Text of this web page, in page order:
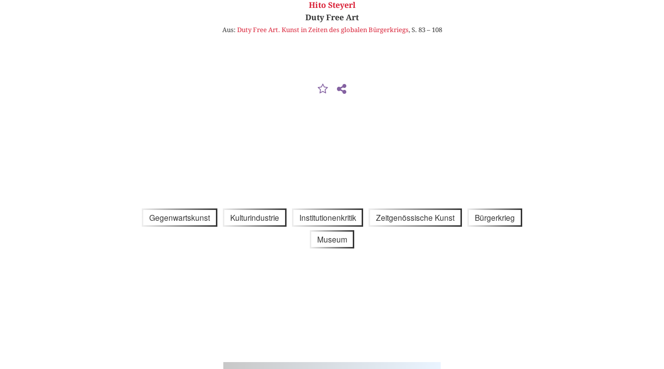
Hito Steyerl
Duty Free Art
Aus: Duty Free Art. Kunst in Zeiten des globalen Bürgerkriegs, S. 83 – 108
Gegenwartskunst Kulturindustrie Institutionenkritik Zeitgenössische Kunst Bürgerkrieg
Museum